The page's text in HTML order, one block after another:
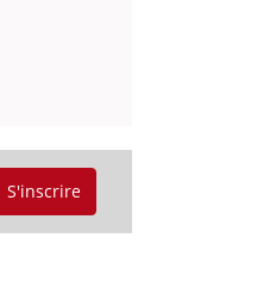
S'inscrire